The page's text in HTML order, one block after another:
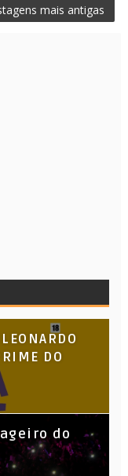
mais antigas
DO
do